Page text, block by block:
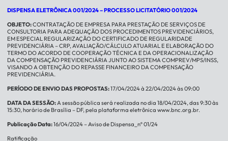
DISPENSA ELETRÔNICA 001/2024 –PROCESSO LICITATÓRIO001/2024
OBJETO:CONTRATAÇÃO DE EMPRESA PARA PRESTAÇÃO DE SERVIÇOS DE
CONSULTORIA PARA ADEQUAÇÃO DOS PROCEDIMENTOS PREVIDENCIÁRIOS,
EM ESPECIAL REGULARIZAÇÃO DO CERTIFICADO DE REGULARIDADE
PREVIDENCIÁRIA – CRP, AVALIAÇÃO/CÁLCULO ATUARIAL E ELABORAÇÃO DO
TERMO DO ACORDO DE COOPERAÇÃO TÉCNICA E DA OPERACIONALIZAÇÃO
DA COMPENSAÇÃO PREVIDENCIÁRIA JUNTO AO SISTEMA COMPREV/MPS/INSS,
VISANDO A OBTENÇÃO DO REPASSE FINANCEIRO DA COMPENSAÇÃO
PREVIDENCIÁRIA.
PERÍODO DE ENVIO DAS PROPOSTAS:17/04/2024 à 22/04/2024 às 09:00
DATA DA SESSÃO:A sessão pública será realizada no dia 18/04/2024, das 9:30 às
15:30, horário de Brasília – DF, pela plataforma eletrônicawww.bnc.org.br.
Publicação Data:16/04/2024 –Aviso de Dispensa_nº 01/24
Ratificação